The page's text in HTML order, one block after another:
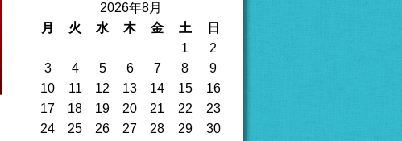
2026年8月
月
火 水 木 金 土
日
1
2
3
4 5 6 7 8
9
10
11 12 13 14 15
16
17
18 19 20 21 22
23
24
25 26 27 28 29
30